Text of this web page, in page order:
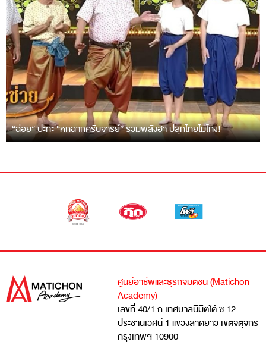
“ฉ่อย” ปะทะ “หกฉากครับจารย์” รวมพลังฮา ปลุกไทยไม่โกง!
ศูนย์อาชีพและธุรกิจมติชน (Matichon
Academy)
เลขที่ 40/1 ถ.เทศบาลนิมิตใต้ ซ.12
ประชานิเวศน์ 1 แขวงลาดยาว เขตจตุจักร
กรุงเทพฯ 10900